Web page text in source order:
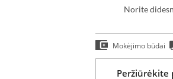
Norite
Mokėjimo būdai
Peržiūrėkite